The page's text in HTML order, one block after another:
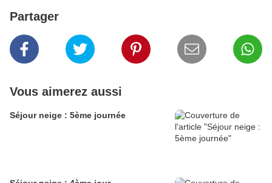
Partager
Vous aimerez aussi
Séjour neige : 5ème journée